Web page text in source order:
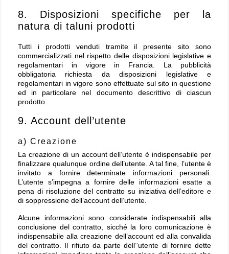
8. Disposizioni specifiche per la
natura di taluni prodotti
Tutti i prodotti venduti tramite il presente sito sono
commercializzati nel rispetto delle disposizioni legislative e
regolamentari in vigore in Francia. La pubblicità
obbligatoria richiesta da disposizioni legislative e
regolamentari in vigore sono effettuate sul sito in questione
ed in particolare nel documento descrittivo di ciascun
prodotto.
9. Account dell’utente
a) Creazione
La creazione di un account dell’utente è indispensabile per
finalizzare qualunque ordine dell’utente. A tal fine, l’utente è
invitato a fornire determinate informazioni personali.
L’utente s’impegna a fornire delle informazioni esatte a
pena di risoluzione del contratto su iniziativa dell’editore e
di soppressione dell’account dell’utente.
Alcune informazioni sono considerate indispensabili alla
conclusione del contratto, sicché la loro comunicazione è
indispensabile alla creazione dell’account ed alla convalida
del contratto. Il rifiuto da parte dell’’utente di fornire dette